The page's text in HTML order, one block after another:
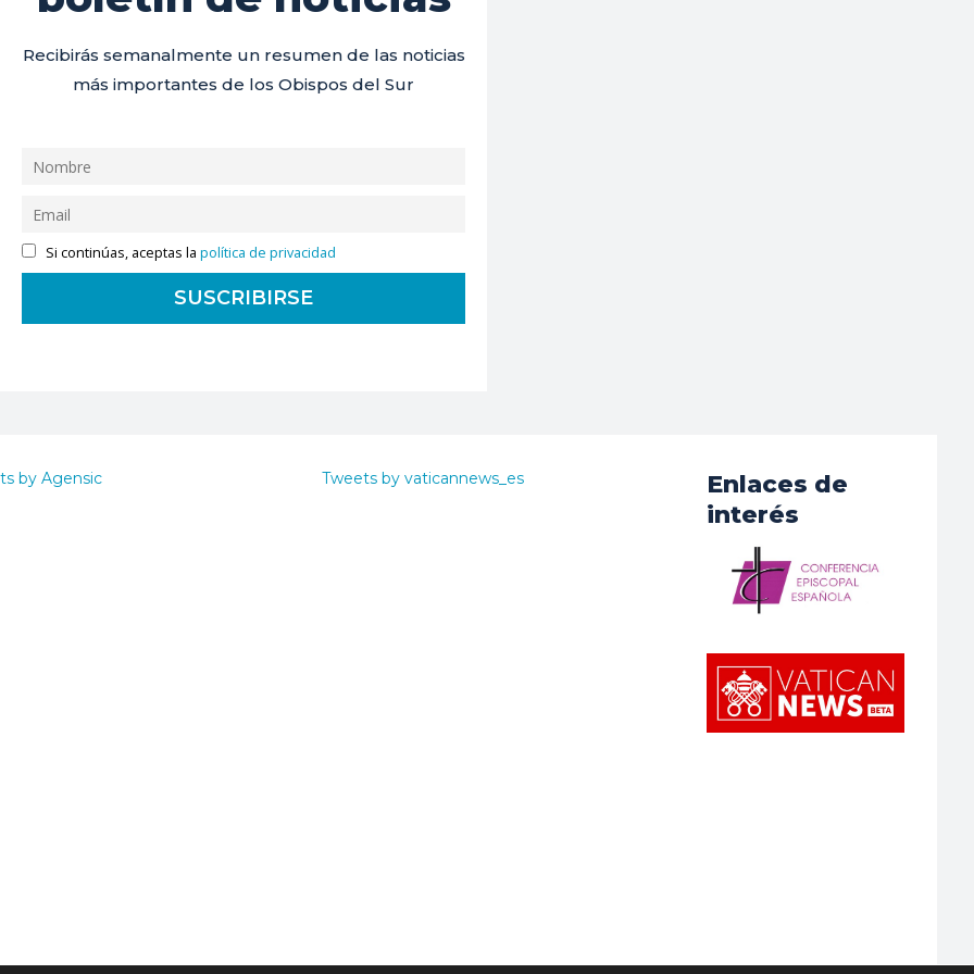
Recibirás semanalmente un resumen de las noticias
más importantes de los Obispos del Sur
Si continúas, aceptas lapolítica de privacidad
by Agensic Tweets by vaticannews_es
Enlaces de
interés